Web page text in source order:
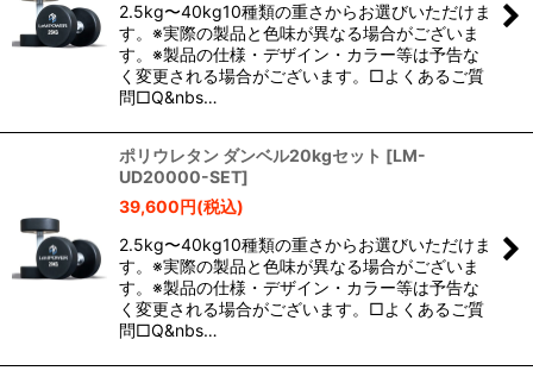
2.5kg〜40kg10種類の重さからお選びいただけま
す。※実際の製品と色味が異なる場合がございま
す。※製品の仕様・デザイン・カラー等は予告な
く変更される場合がございます。□よくあるご質
問□Q&nbs…
ポリウレタン ダンベル20kgセット [LM-
UD20000-SET]
39,600円(税込)
2.5kg〜40kg10種類の重さからお選びいただけま
す。※実際の製品と色味が異なる場合がございま
す。※製品の仕様・デザイン・カラー等は予告な
く変更される場合がございます。□よくあるご質
問□Q&nbs…